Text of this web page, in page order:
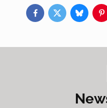
FacebookTwitterBluesky